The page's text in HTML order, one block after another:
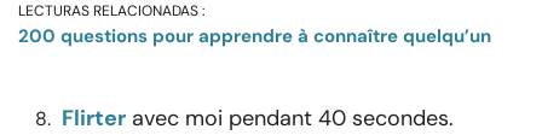
LECTURAS RELACIONADAS :
200 questions pour apprendre à connaître quelqu’un
Flirter avec moi pendant 40 secondes.